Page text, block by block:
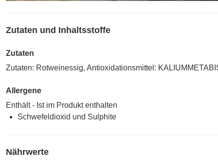
Zutaten und Inhaltsstoffe
Zutaten
Zutaten: Rotweinessig, Antioxidationsmittel:
Allergene
Enthält - Ist im Produkt enthalten
Schwefeldioxid und Sulphite
Nährwerte